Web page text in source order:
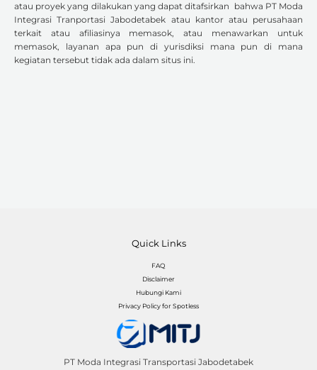
atau proyek yang dilakukan yang dapat ditafsirkan bahwa PT Moda
Integrasi Tranportasi Jabodetabek atau kantor atau perusahaan
terkait atau afiliasinya memasok, atau menawarkan untuk
memasok, layanan apa pun di yurisdiksi mana pun di mana
kegiatan tersebut tidak ada dalam situs ini.
Quick Links
FAQ
Disclaimer
Hubungi Kami
Privacy Policy for Spotless
PT Moda Integrasi Transportasi Jabodetabek